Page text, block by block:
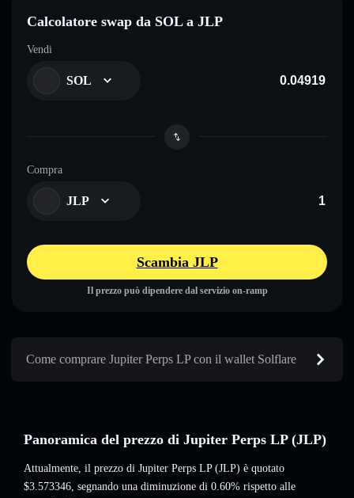
Calcolatore swap da SOL a JLP
Vendi
SOL
Compra
JLP
Scambia JLP
Il prezzo può dipendere dal servizio on-ramp
Come comprare Jupiter Perps LP con il wallet Solflare
Panoramica del prezzo di Jupiter Perps LP (JLP)
Attualmente, il prezzo di Jupiter Perps LP (JLP) è quotato
$3.573346, segnando una diminuzione di 0.60% rispetto alle